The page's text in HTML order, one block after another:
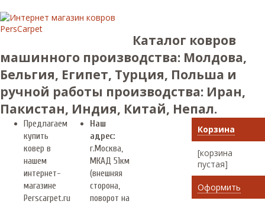
Каталог ковров
машинного производства: Молдова,
Бельгия, Египет, Турция, Польша и
ручной работы производства: Иран,
Пакистан, Индия, Китай, Непал.
Предлагаем
купить
ковер в
нашем
интернет-
магазине
Perscarpet.ru
Наш
адрес:
г.Москва
МКАД 51км
(внешняя
сторона,
поворот на
Корзина
[корзина
пустая]
Оформить